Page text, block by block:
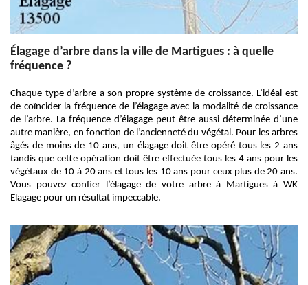
Élagage d’arbre dans la ville de Martigues : à quelle
fréquence ?
Chaque type d’arbre a son propre système de croissance. L’idéal est
de coïncider la fréquence de l’élagage avec la modalité de croissance
de l’arbre. La fréquence d’élagage peut être aussi déterminée d’une
autre manière, en fonction de l’ancienneté du végétal. Pour les arbres
âgés de moins de 10 ans, un élagage doit être opéré tous les 2 ans
tandis que cette opération doit être effectuée tous les 4 ans pour les
végétaux de 10 à 20 ans et tous les 10 ans pour ceux plus de 20 ans.
Vous pouvez confier l’élagage de votre arbre à Martigues à WK
Elagage pour un résultat impeccable.